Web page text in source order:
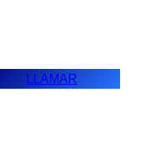
LLAMAR